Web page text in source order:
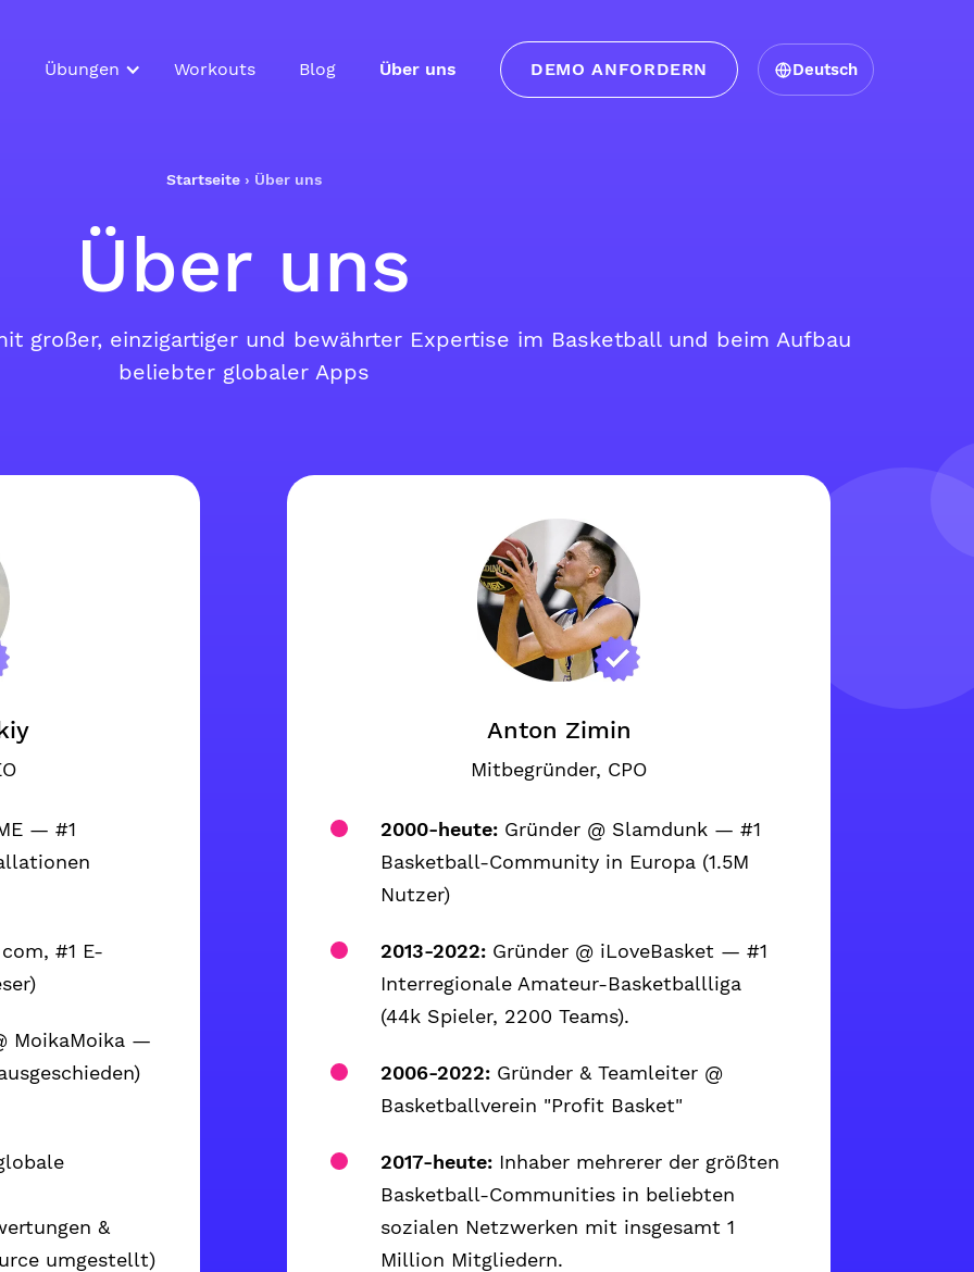
Übungen Workouts Blog Über uns DEMO ANFORDERN Deutsch
Startseite› Über uns
Über uns
großer, einzigartiger und bewährter Expertise im Basketball und beim Aufbau
beliebter globaler Apps
— #1
#1 E-
MoikaMoika —
&
umgestellt)
Anton Zimin
Mitbegründer, CPO
2000-heute: Gründer @ Slamdunk — #1
Basketball-Community in Europa (1.5M
Nutzer)
2013-2022: Gründer @ iLoveBasket — #1
Interregionale Amateur-Basketballliga
(44k Spieler, 2200 Teams).
2006-2022: Gründer & Teamleiter @
Basketballverein "Profit Basket"
2017-heute: Inhaber mehrerer der größten
Basketball-Communities in beliebten
sozialen Netzwerken mit insgesamt 1
Million Mitgliedern.